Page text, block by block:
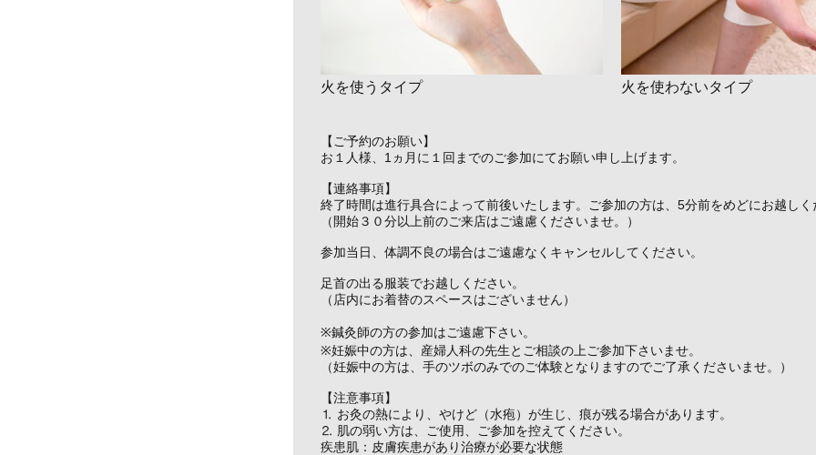
火を使うタイプ 火を使わないタイプ
【ご予約のお願い】
お１人様、1ヵ月に１回までのご参加にてお願い申し上げます。
【連絡事項】
終了時間は進行具合によって前後いたします。ご参加の方は、5分前をめどにお越しく
（開始３０分以上前のご来店はご遠慮くださいませ。）
参加当日、体調不良の場合はご遠慮なくキャンセルしてください。
足首の出る服装でお越しください。
（店内にお着替のスペースはございません）
※鍼灸師の方の参加はご遠慮下さい。
※妊娠中の方は、産婦人科の先生とご相談の上ご参加下さいませ。
（妊娠中の方は、手のツボのみでのご体験となりますのでご了承くださいませ。）
【注意事項】
⒈ お灸の熱により、やけど（水疱）が生じ、痕が残る場合があります。
⒉ 肌の弱い方は、ご使用、ご参加を控えてください。
疾患肌：皮膚疾患があり治療が必要な状態